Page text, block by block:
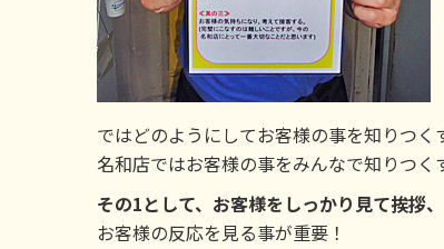
ではどのようにしてお客様の事を知りつく
名和店ではお客様の事をみんなで知りつく
その1として、お客様をしっかり見て挨拶
お客様の反応を見る事が重要！